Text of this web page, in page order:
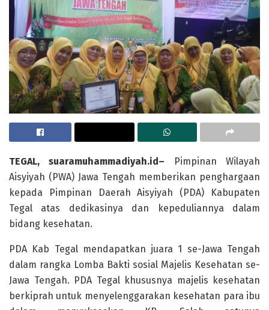
TEGAL, suaramuhammadiyah.id– Pimpinan Wilayah
Aisyiyah (PWA) Jawa Tengah memberikan penghargaan
kepada Pimpinan Daerah Aisyiyah (PDA) Kabupaten
Tegal atas dedikasinya dan kepeduliannya dalam
bidang kesehatan.
PDA Kab Tegal mendapatkan juara 1 se-Jawa Tengah
dalam rangka Lomba Bakti sosial Majelis Kesehatan se-
Jawa Tengah. PDA Tegal khususnya majelis kesehatan
berkiprah untuk menyelenggarakan kesehatan para ibu